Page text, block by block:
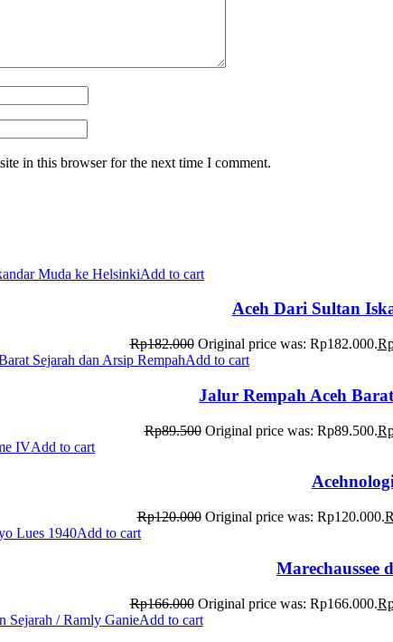
in this browser for the next time I comment.
Add to cart
Aceh Dari Sultan
Rp182.000 Original price was: Rp182.000.
Add to cart
Jalur Rempah Aceh
Rp89.500 Original price was: Rp89.500.
Add to cart
Rp120.000 Original price was: Rp120.000.
Add to cart
Marechaussee
Rp166.000 Original price was: Rp166.000.
Add to cart